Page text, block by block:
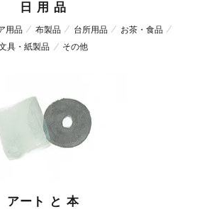
日 用 品
用品 布製品 台所用品
お茶・食品
具・紙製品
その他
アート と 本